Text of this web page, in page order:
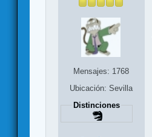
Mensajes: 1768
Ubicación: Sevilla
Distinciones